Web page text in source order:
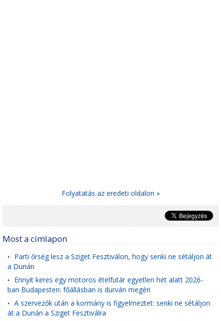
Folyatatás az eredeti oldalon »
Most a címlapon
• Parti őrség lesz a Sziget Fesztiválon, hogy senki ne sétáljon át
a Dunán
• Ennyit keres egy motoros ételfutár egyetlen hét alatt 2026-
ban Budapesten: főállásban is durván megéri
• A szervezők után a kormány is figyelmeztet: senki ne sétáljon
át a Dunán a Sziget Fesztiválra